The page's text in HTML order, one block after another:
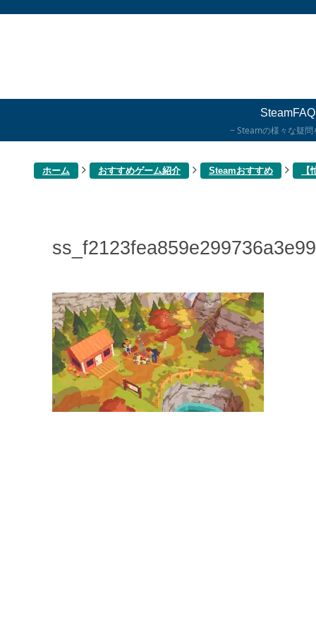
SteamFAQ
Steamの様々な疑問
ホーム おすすめゲーム紹介 Steamおすすめ